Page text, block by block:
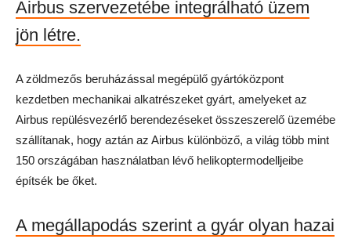
Airbus szervezetébe integrálható üzem
jön létre.
A zöldmezős beruházással megépülő gyártóközpont
kezdetben mechanikai alkatrészeket gyárt, amelyeket az
Airbus repülésvezérlő berendezéseket összeszerelő üzemébe
szállítanak, hogy aztán az Airbus különböző, a világ több mint
150 országában használatban lévő helikoptermodelljeibe
építsék be őket.
A megállapodás szerint a gyár olyan hazai